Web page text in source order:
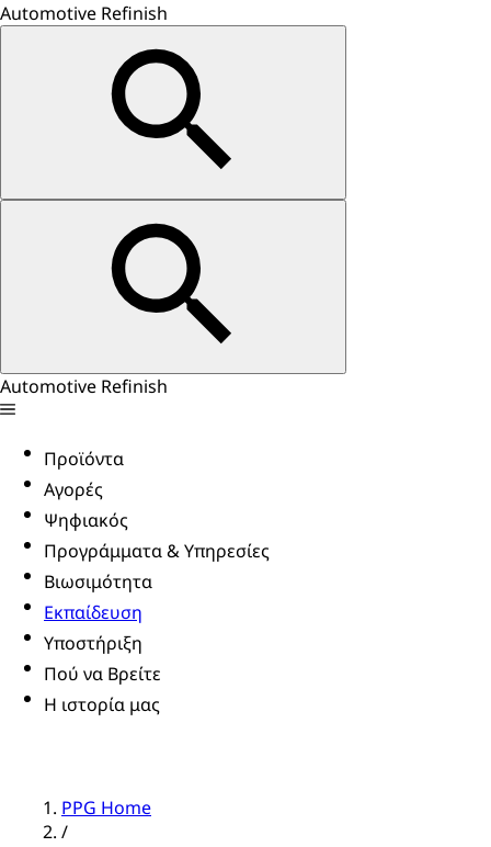
Automotive Refinish
Automotive Refinish
Προϊόντα
Αγορές
Ψηφιακός
Προγράμματα & Υπηρεσίες
Βιωσιμότητα
Εκπαίδευση
Υποστήριξη
Πού να Βρείτε
Η ιστορία μας
PPG Home
/